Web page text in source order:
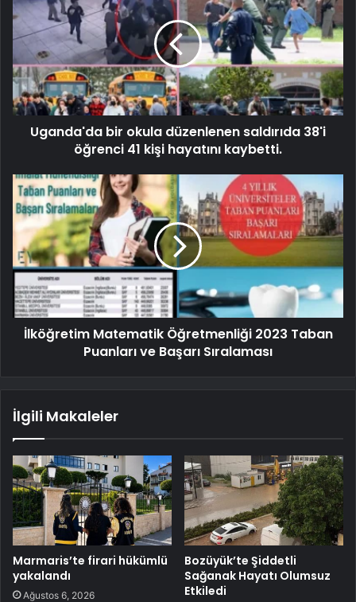
Uganda'da bir okula düzenlenen saldırıda 38'i
öğrenci 41 kişi hayatını kaybetti.
İlköğretim Matematik Öğretmenliği 2023 Taban
Puanları ve Başarı Sıralaması
İlgili Makaleler
Marmaris’te firari hükümlü
yakalandı
Ağustos 6, 2026
Bozüyük’te Şiddetli
Sağanak Hayatı Olumsuz
Etkiledi